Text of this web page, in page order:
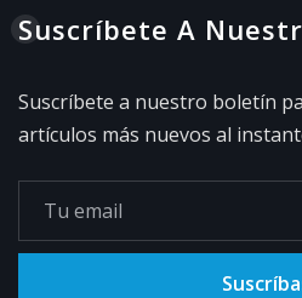
Suscríbete a nuestro boletín